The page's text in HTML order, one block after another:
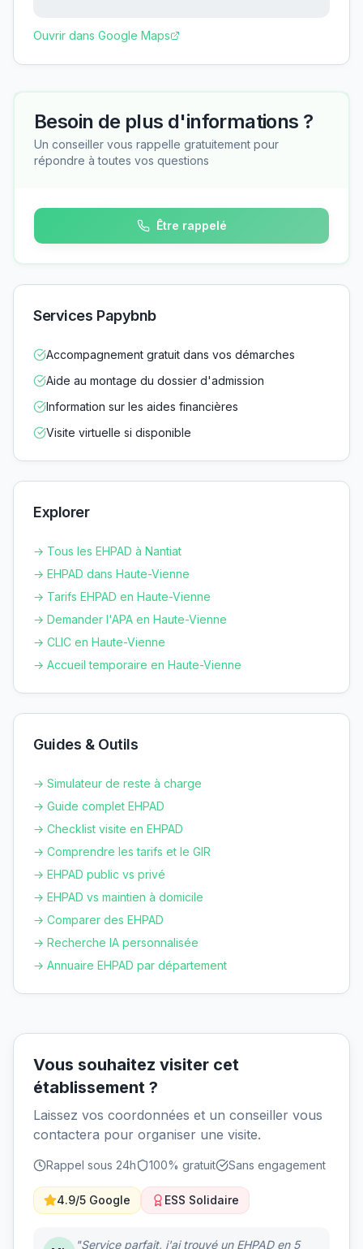
Ouvrir dans Google Maps
Besoin de plus d'informations ?
Un conseiller vous rappelle gratuitement pour
répondre à toutes vos questions
Être rappelé
Services Papybnb
Accompagnement gratuit dans vos démarches
Aide au montage du dossier d'admission
Information sur les aides financières
Visite virtuelle si disponible
Explorer
→ Tous les EHPAD à Nantiat
→ EHPAD dans Haute-Vienne
→ Tarifs EHPAD en Haute-Vienne
→ Demander l'APA en Haute-Vienne
→ CLIC en Haute-Vienne
→ Accueil temporaire en Haute-Vienne
Guides & Outils
→ Simulateur de reste à charge
→ Guide complet EHPAD
→ Checklist visite en EHPAD
→ Comprendre les tarifs et le GIR
→ EHPAD public vs privé
→ EHPAD vs maintien à domicile
→ Comparer des EHPAD
→ Recherche IA personnalisée
→ Annuaire EHPAD par département
Vous souhaitez visiter cet
établissement ?
Laissez vos coordonnées et un conseiller vous
contactera pour organiser une visite.
Rappel sous 24h 100% gratuit Sans engagement
4.9/5 Google ESS Solidaire
"Service parfait, j'ai trouvé un EHPAD en 5